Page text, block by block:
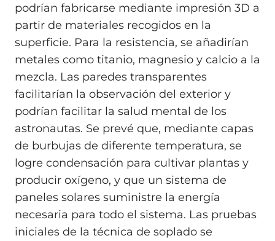
podrían fabricarse mediante impresión 3D a
partir de materiales recogidos en la
superficie. Para la resistencia, se añadirían
metales como titanio, magnesio y calcio a la
mezcla. Las paredes transparentes
facilitarían la observación del exterior y
podrían facilitar la salud mental de los
astronautas. Se prevé que, mediante capas
de burbujas de diferente temperatura, se
logre condensación para cultivar plantas y
producir oxígeno, y que un sistema de
paneles solares suministre la energía
necesaria para todo el sistema. Las pruebas
iniciales de la técnica de soplado se